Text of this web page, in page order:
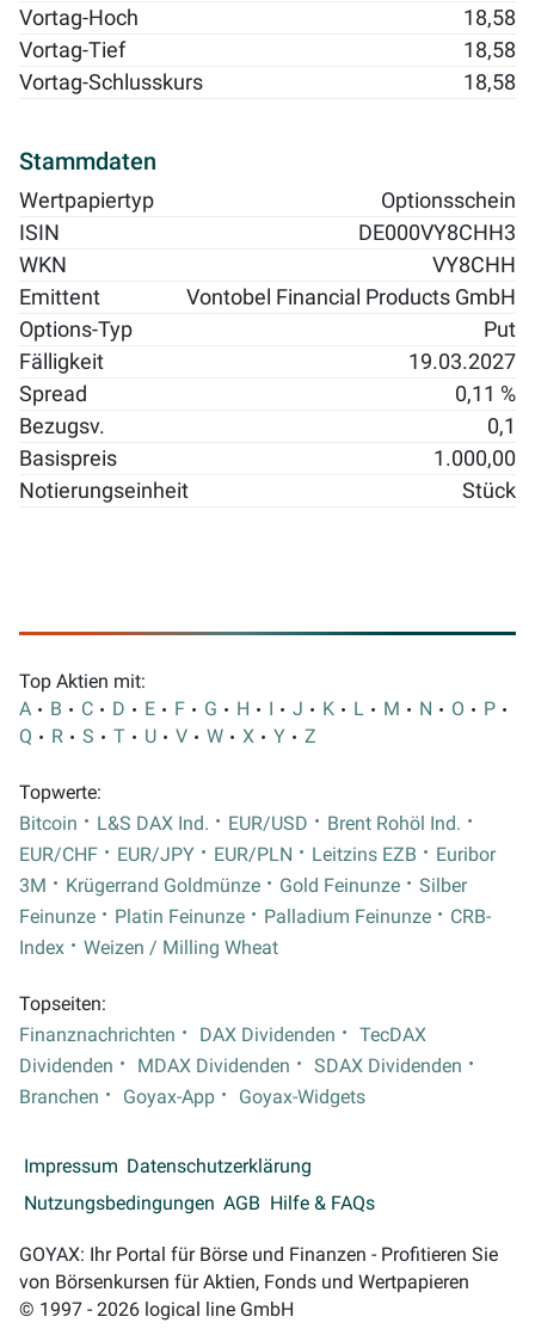
Vortag-Hoch
18,58
Vortag-Tief
18,58
Vortag-Schlusskurs
18,58
Stammdaten
Wertpapiertyp
Optionsschein
ISIN
DE000VY8CHH3
WKN
VY8CHH
Emittent
Vontobel Financial Products GmbH
Options-Typ
Put
Fälligkeit
19.03.2027
Spread
0,11 %
Bezugsv.
0,1
Basispreis
1.000,00
Notierungseinheit
Stück
Top Aktien mit:
A
B C D E F G H I J K L M N O
P
Q
R S T U V W X Y Z
Topwerte:
Bitcoin
L&S DAX Ind. EUR/USD
Brent Rohöl Ind.
EUR/CHF
EUR/JPY EUR/PLN Leitzins EZB
Euribor
3M
Krügerrand Goldmünze Gold Feinunze
Silber
Feinunze
Platin Feinunze Palladium Feinunze
CRB-
Index
Weizen / Milling Wheat
Topseiten:
Finanznachrichten
DAX Dividenden
TecDAX
Dividenden
MDAX Dividenden
SDAX Dividenden
Branchen
Goyax-App Goyax-Widgets
Impressum Datenschutzerklärung
Nutzungsbedingungen AGB Hilfe & FAQs
GOYAX: Ihr Portal für Börse und Finanzen - Profitieren Sie
von Börsenkursen für Aktien, Fonds und Wertpapieren
© 1997 - 2026 logical line GmbH